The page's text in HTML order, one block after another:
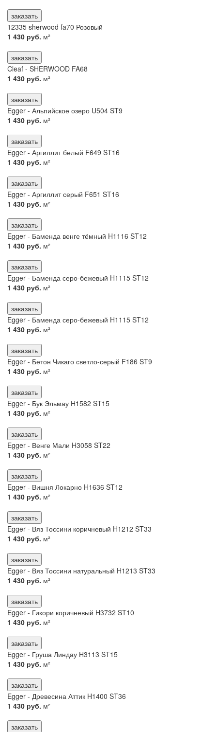
заказать
12335 sherwood fa70 Розовый
1 430 руб. м²
заказать
Cleaf - SHERWOOD FA68
1 430 руб. м²
заказать
Egger - Альпийское озеро U504 ST9
1 430 руб. м²
заказать
Egger - Аргиллит белый F649 ST16
1 430 руб. м²
заказать
Egger - Аргиллит серый F651 ST16
1 430 руб. м²
заказать
Egger - Баменда венге тёмный H1116 ST12
1 430 руб. м²
заказать
Egger - Баменда серо-бежевый H1115 ST12
1 430 руб. м²
заказать
Egger - Баменда серо-бежевый H1115 ST12
1 430 руб. м²
заказать
Egger - Бетон Чикаго светло-серый F186 ST9
1 430 руб. м²
заказать
Egger - Бук Эльмау H1582 ST15
1 430 руб. м²
заказать
Egger - Венге Мали H3058 ST22
1 430 руб. м²
заказать
Egger - Вишня Локарно H1636 ST12
1 430 руб. м²
заказать
Egger - Вяз Тоссини коричневый H1212 ST33
1 430 руб. м²
заказать
Egger - Вяз Тоссини натуральный H1213 ST33
1 430 руб. м²
заказать
Egger - Гикори коричневый H3732 ST10
1 430 руб. м²
заказать
Egger - Груша Линдау H3113 ST15
1 430 руб. м²
заказать
Egger - Древесина Аттик H1400 ST36
1 430 руб. м²
заказать